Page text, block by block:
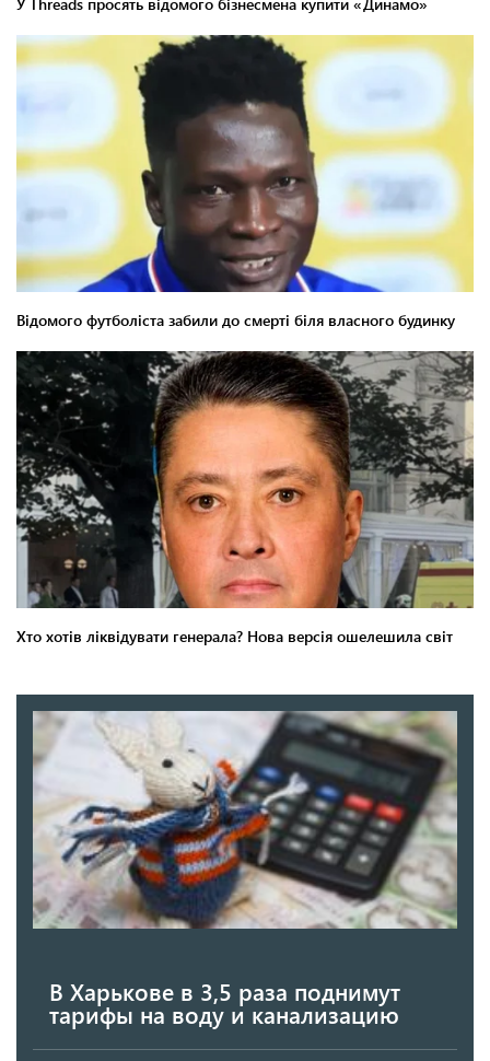
В Харькове в 3,5 раза поднимут
тарифы на воду и канализацию